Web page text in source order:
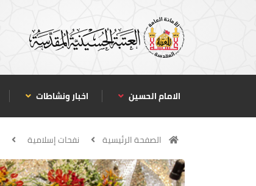
الامام الحسين اخبار ونشاطات
الصفحة الرئيسية نفحات إسلامية